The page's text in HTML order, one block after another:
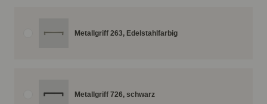
Metallgriff 263, Edelstahlfarbig
Metallgriff 726, schwarz